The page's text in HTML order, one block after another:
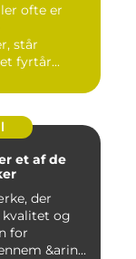
ofte er
står
fyrtår...
et af de
der
og
for
&arin...